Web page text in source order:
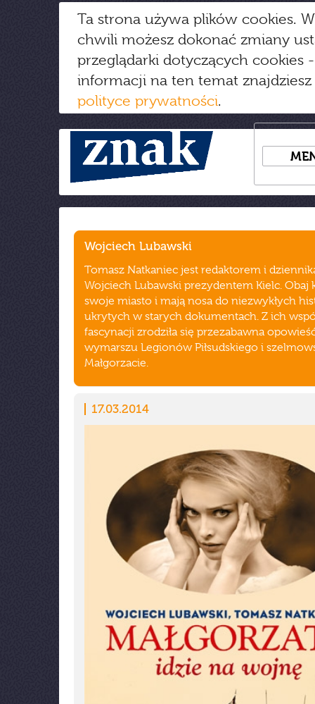
Ta strona używa plików cookies.
chwili możesz dokonać zmiany
przeglądarki dotyczących cookies
informacji na ten temat
polityce prywatności.
Wojciech Lubawski
Tomasz Natkaniec jest redaktorem i
Wojciech Lubawski prezydentem Kielc. Obaj
swoje miasto i mają nosa do niezwykłych
ukrytych w starych dokumentach. Z ich
fascynacji zrodziła się przezabawna
wymarszu Legionów Piłsudskiego i
Małgorzacie.
17.03.2014